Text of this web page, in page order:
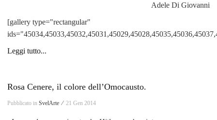
Adele Di Giovanni
[gallery type="rectangular"
Leggi tutto...
Rosa Cenere, il colore dell’Omocausto.
Pubblicato in SvelArte ⁄ 21 Gen 2014